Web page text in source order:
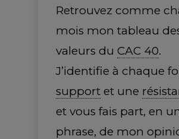
Retrouvez comme
mois mon tableau
valeurs duCAC 40.
J’identifie à chaque
support et une
et vous fais part, en
phrase, de mon